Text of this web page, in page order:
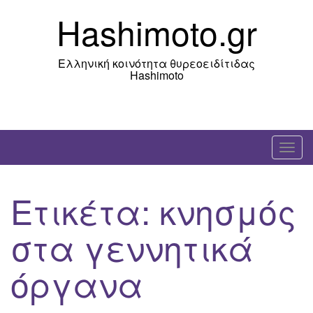
Hashimoto.gr
Ελληνική κοινότητα θυρεοειδίτιδας
Hashimoto
T
o
l
Ετικέτα: κνησμός
στα γεννητικά
όργανα